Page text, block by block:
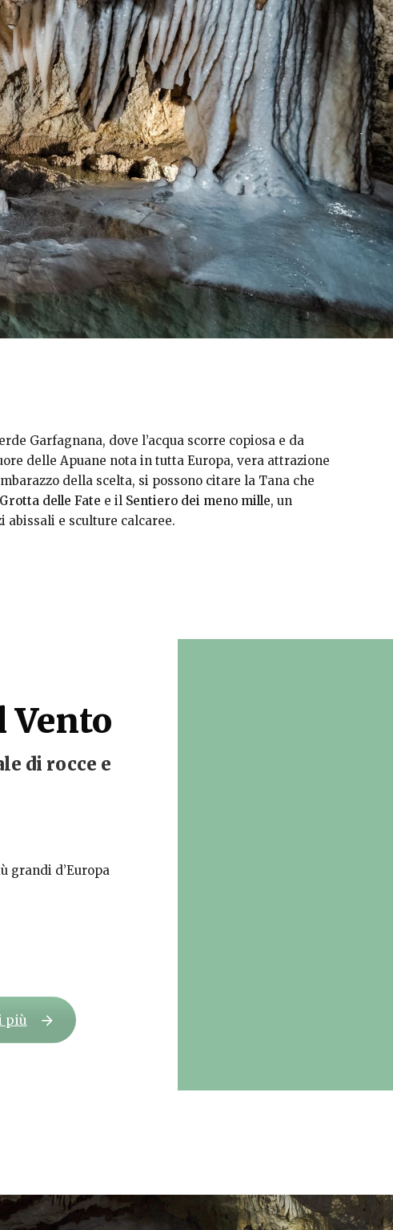
Garfagnana, dove l’acqua scorre copiosa e da
delle Apuane nota in tutta Europa, vera attrazione
della scelta, si possono citare la Tana che
Grotta delle Fate e il Sentiero dei meno mille, un
e sculture calcaree.
Vento
di rocce e
grandi d’Europa
più